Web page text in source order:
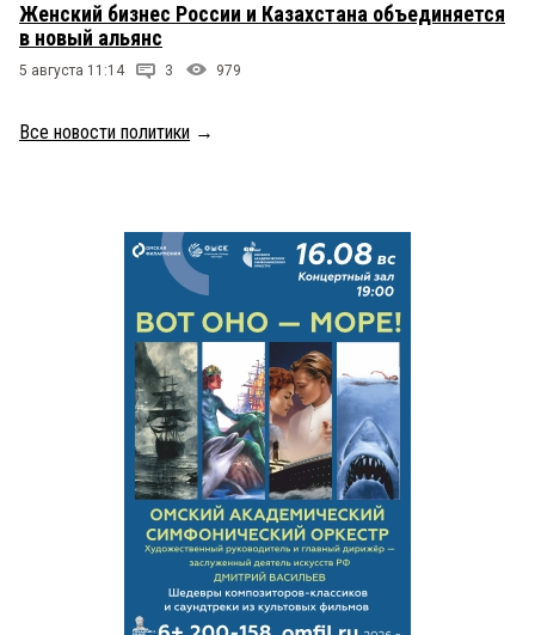
Женский бизнес России и Казахстана объединяется
в новый альянс
5 августа 11:14 3 979
Все новости политики →